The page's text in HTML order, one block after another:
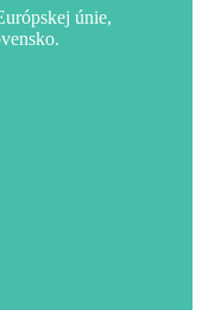
únie,